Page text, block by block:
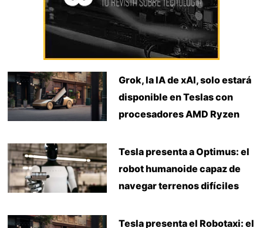
Grok, la IA de xAI, solo estará
disponible en Teslas con
procesadores AMD Ryzen
Tesla presenta a Optimus: el
robot humanoide capaz de
navegar terrenos difíciles
Tesla presenta el Robotaxi: el